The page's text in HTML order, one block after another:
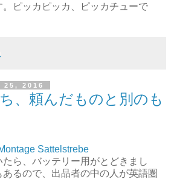
ピッカピッカ、ピッカチューで
2016
、頼んだものと別のも
Sattelstrebe
ら、バッテリー用がとどきまし
るので、出品者の中の人が英語圏